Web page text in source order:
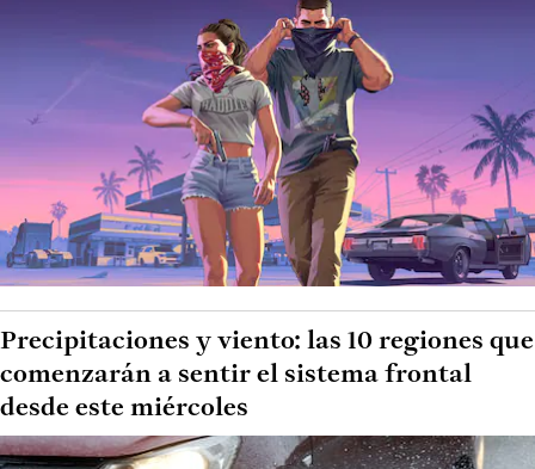
Precipitaciones y viento: las 10 regiones que
comenzarán a sentir el sistema frontal
desde este miércoles